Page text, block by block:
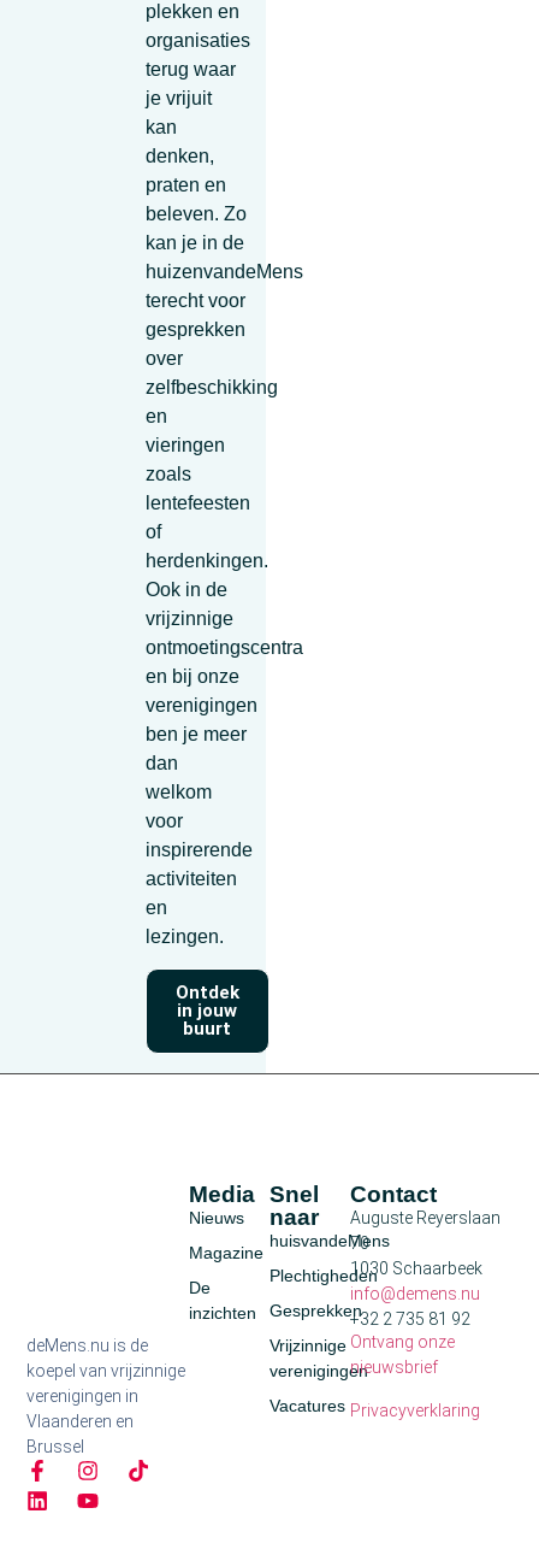
plekken en
organisaties
terug waar
je vrijuit
kan
denken,
praten en
beleven. Zo
kan je in de
huizenvandeMens
terecht voor
gesprekken
over
zelfbeschikking
en
vieringen
zoals
lentefeesten
of
herdenkingen.
Ook in de
vrijzinnige
ontmoetingscentra
en bij onze
verenigingen
ben je meer
dan
welkom
voor
inspirerende
activiteiten
en
lezingen.
Ontdek
in jouw
buurt
deMens.nu is de
koepel van vrijzinnige
verenigingen in
Vlaanderen en
Brussel
Snel
naar
huisvandeMens
Plechtigheden
Gesprekken
Vrijzinnige
verenigingen
Vacatures
Media
Nieuws
Magazine
De
inzichten
Contact
Auguste Reyerslaan
70
1030 Schaarbeek
info@demens.nu
+32 2 735 81 92
Ontvang onze
nieuwsbrief
Privacyverklaring